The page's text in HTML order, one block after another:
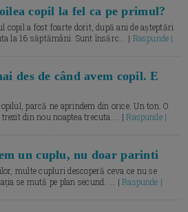
copil la fel ca pe primul?
copil a fost foarte dorit, după ani de așteptări
la 16 săptămâni. Sunt însărc... | Raspunde |
des de când avem copil. E
parcă ne aprindem din orice. Un ton. O
din nou noaptea trecuta.... |Raspunde |
un cuplu, nu doar parinti
multe cupluri descoperă ceva ce nu se
se mută pe plan secund. ... |Raspunde |